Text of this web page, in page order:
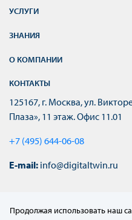
УСЛУГИ
ЗНАНИЯ
О КОМПАНИИ
КОНТАКТЫ
125167, г. Москва, ул.
Плаза», 11 этаж. Офис 11.01
+7 (495) 644-06-08
E-mail: info@digitaltwin.ru
Продолжая использовать наш